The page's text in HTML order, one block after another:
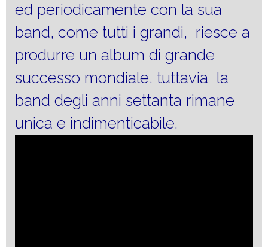
ed periodicamente con la sua
band, come tutti i grandi, riesce a
produrre un album di grande
successo mondiale, tuttavia la
band degli anni settanta rimane
unica e indimenticabile.